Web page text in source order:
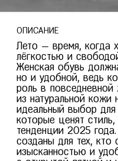
ОПИСАНИЕ
Лето — время, когда
лёгкостью и
Женская обувь
но и удобной, ведь
роль в
из натуральной кожи
идеальный выбор
которые ценят
тенденции 2025
созданы для тех, кто
изысканностью и